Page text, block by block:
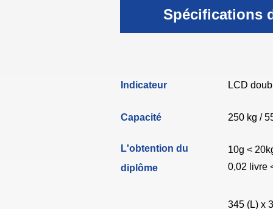
Spécifications
Indicateur LCD
Capacité 250 kg /
L'obtention du
diplôme
10g <
0,02 livre
345 (L) x